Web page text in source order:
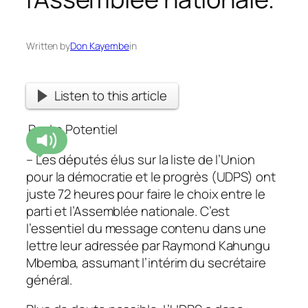
Written byDon Kayembein
Listen to this article
Par Le Potentiel
– Les députés élus sur la liste de l’Union
pour la démocratie et le progrès (UDPS) ont
juste 72 heures pour faire le choix entre le
parti et l’Assemblée nationale. C’est
l’essentiel du message contenu dans une
lettre leur adressée par Raymond Kahungu
Mbemba, assumant l’intérim du secrétaire
général.